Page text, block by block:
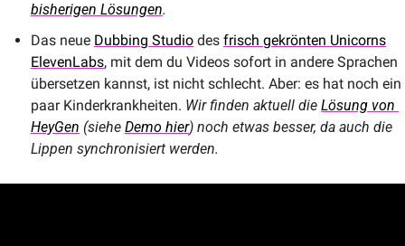
bisherigen Lösungen.
Das neue Dubbing Studio des frisch gekrönten Unicorns
ElevenLabs, mit dem du Videos sofort in andere Sprachen
übersetzen kannst, ist nicht schlecht. Aber: es hat noch ein
paar Kinderkrankheiten. Wir finden aktuell die Lösung von
HeyGen (siehe Demo hier) noch etwas besser, da auch die
Lippen synchronisiert werden.